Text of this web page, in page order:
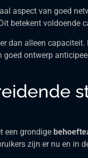
aspect van goed
betekent voldoende
dan alleen
ontwerp
een grondige
zijn er nu en in